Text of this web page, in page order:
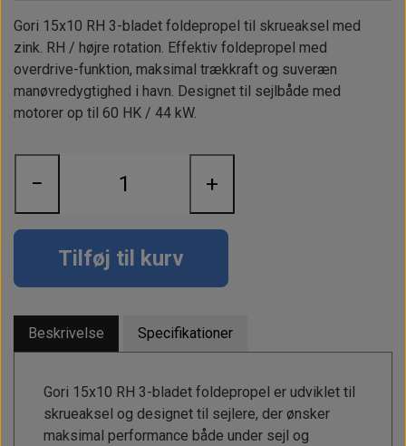
Landstrømskabler
Paneler & Kontakter
Sikringer
Værktøj
Tilbehør
Brændstoftank
Gori propeller
instrumenter
Additive
Epoxy
Børster & Svampe m.m.
El-artikler
Solceller
Strøm
Outlet
Gavekort
Udlejning af bådudstyr
Hvem er vi
Fordele hos Shop12volt
Kontakt
Forhandler login
Gori 15x10 RH 3-bladet foldepropel til skrueaksel med
zink. RH / højre rotation. Effektiv foldepropel med
overdrive-funktion, maksimal trækkraft og suveræn
manøvredygtighed i havn. Designet til sejlbåde med
motorer op til 60 HK / 44 kW.
− +
Tilføj til kurv
Beskrivelse Specifikationer
Gori 15x10 RH 3-bladet foldepropel er udviklet til
skrueaksel og designet til sejlere, der ønsker
maksimal performance både under sejl og